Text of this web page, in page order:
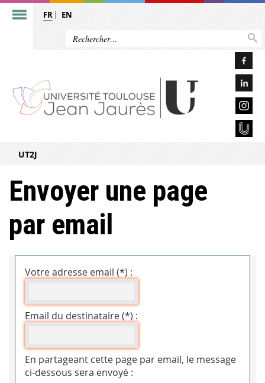
FR EN
UT2J
Envoyer une page
par email
Votre adresse email (*) :
Email du destinataire (*) :
En partageant cette page par email, le message
ci-dessous sera envoyé :